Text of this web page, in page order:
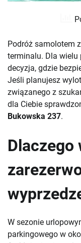
Podróż samolotem
terminalu. Dla wielu
decyzja, gdzie
Jeśli planujesz
związanego z
dla Ciebie
Bukowska 237.
Dlaczego
W sezonie
parkingowego w